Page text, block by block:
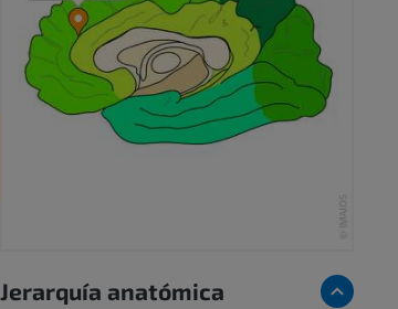
Jerarquía anatómica